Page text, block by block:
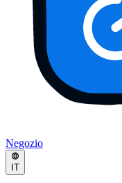
Negozio
IT